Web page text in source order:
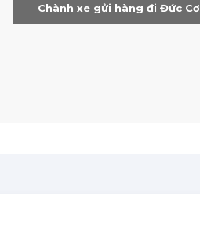
Chành xe gửi hàng đi Đức Cơ